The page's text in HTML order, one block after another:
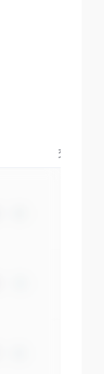
交易产品